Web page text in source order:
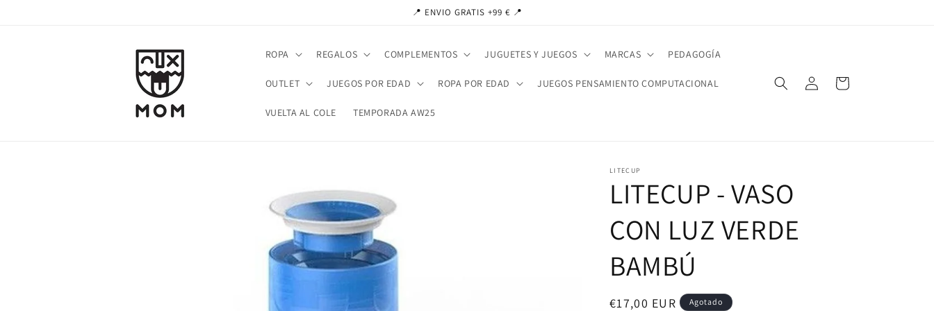
📍 ENVIO GRATIS +99 € 📍
ROPA REGALOS COMPLEMENTOS JUGUETES Y JUEGOS MARCAS PEDAGOGÍA
OUTLET JUEGOS POR EDAD ROPA POR EDAD JUEGOS PENSAMIENTO COMPUTACIONAL
VUELTA AL COLE TEMPORADA AW25
Iniciar
sesión
Carrito
LITECUP
LITECUP - VASO
CON LUZ VERDE
BAMBÚ
Precio
€17,00 EUR Agotado